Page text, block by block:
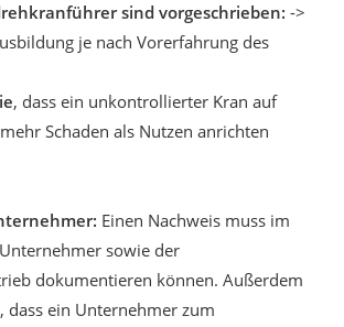
sind vorgeschrieben: ->
je nach Vorerfahrung des
, dass ein unkontrollierter Kran auf
Schaden als Nutzen anrichten
Einen Nachweis muss im
sowie der
dokumentieren können. Außerdem
dass ein Unternehmer zum